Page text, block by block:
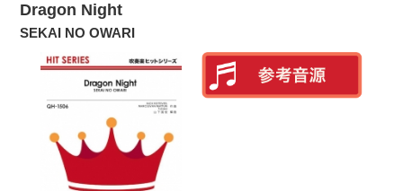
Dragon Night
SEKAI NO OWARI